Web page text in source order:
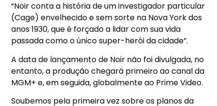
“Noir conta a história de um investigador particular
(Cage) envelhecido e sem sorte na Nova York dos
anos 1930, que é forçado a lidar com sua vida
passada como o único super-herói da cidade”.
A data de lançamento de Noir não foi divulgada, no
entanto, a produção chegará primeiro ao canal da
MGM+ e, em seguida, globalmente ao Prime Video.
Soubemos pela primeira vez sobre os planos da